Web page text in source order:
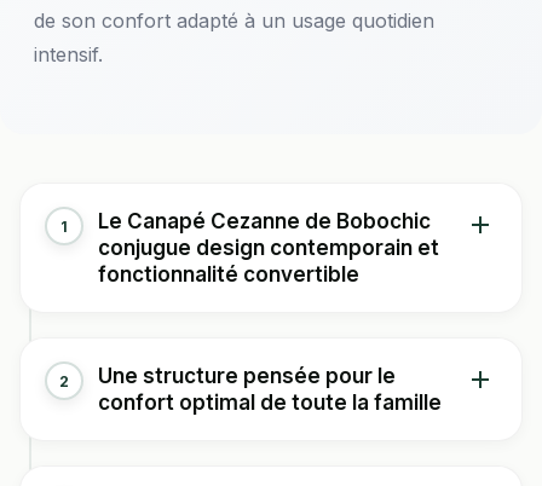
de son confort adapté à un usage quotidien
intensif.
1
Le Canapé Cezanne de Bobochic
conjugue design contemporain et
fonctionnalité convertible
Imaginez-vous en train de découvrir ce canapé droit
aux lignes courbes si particulières, où chaque détail a
été pensé pour votre bien-être quotidien. Le Cezanne
2
Une structure pensée pour le
confort optimal de toute la famille